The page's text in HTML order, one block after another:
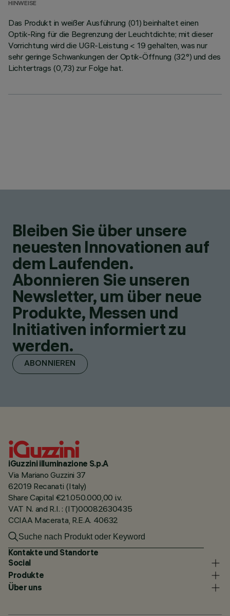
HINWEISE
Das Produkt in weißer Ausführung (01) beinhaltet einen
Optik-Ring für die Begrenzung der Leuchtdichte; mit dieser
Vorrichtung wird die UGR-Leistung < 19 gehalten, was nur
sehr geringe Schwankungen der Optik-Öffnung (32°) und des
Lichtertrags (0,73) zur Folge hat.
Bleiben Sie über unsere
neuesten Innovationen auf
dem Laufenden.
Abonnieren Sie unseren
Newsletter, um über neue
Produkte, Messen und
Initiativen informiert zu
werden.
ABONNIEREN
iGuzzini illuminazione S.p.A
Via Mariano Guzzini 37
62019 Recanati (Italy)
Share Capital €21.050.000,00 i.v.
VAT N. and R.I. : (IT)00082630435
CCIAA Macerata, R.E.A. 40632
Kontakte und Standorte
Social
Produkte
Über uns